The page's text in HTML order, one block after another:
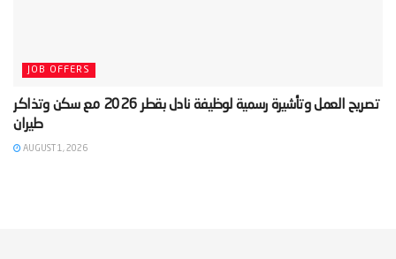
JOB OFFERS
‫تصريح العمل وتأشيرة رسمية لوظيفة نادل بقطر 2026 مع سكن وتذاكر
طيران‬
AUGUST 1, 2026